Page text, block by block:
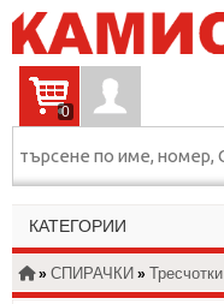
НАЧАЛО
ЗА НАС
КОНТАКТИ
ИНФОРМАЦИЯ
0
КАТЕГОРИИ
АКСЕСОАРИ
ОКАЧВАНЕ
ПНЕВМО
ЕЛЕКТРО
ДВИГАТЕЛ
» СПИРАЧКИ » Тресчотки